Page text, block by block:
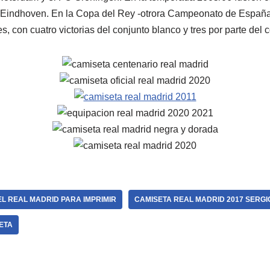
En la Copa del Rey -otrora Campeonato de
con cuatro victorias del conjunto blanco y tres por parte del
REAL MADRID PARA IMPRIMIR CAMISETA REAL MADRID 2017